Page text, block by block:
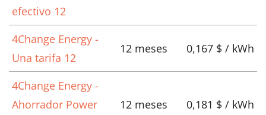
efectivo 12
4Change Energy -
Una tarifa 12
12 meses 0,167 $ / kWh
4Change Energy -
Ahorrador Power
12 meses 0,181 $ / kWh